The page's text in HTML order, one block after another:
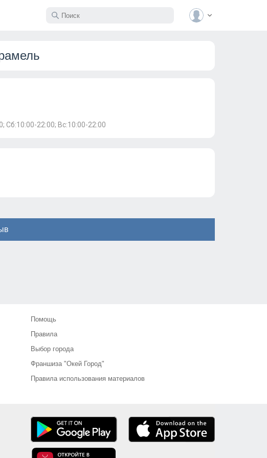
Сб:10:00-22:00; Вс:10:00-22:00
Помощь
Правила
Выбор города
Франшиза "Окей Город"
Правила использования материалов